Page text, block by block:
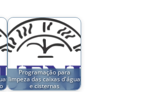
Programação para
limpeza das caixas d'água
e cisternas